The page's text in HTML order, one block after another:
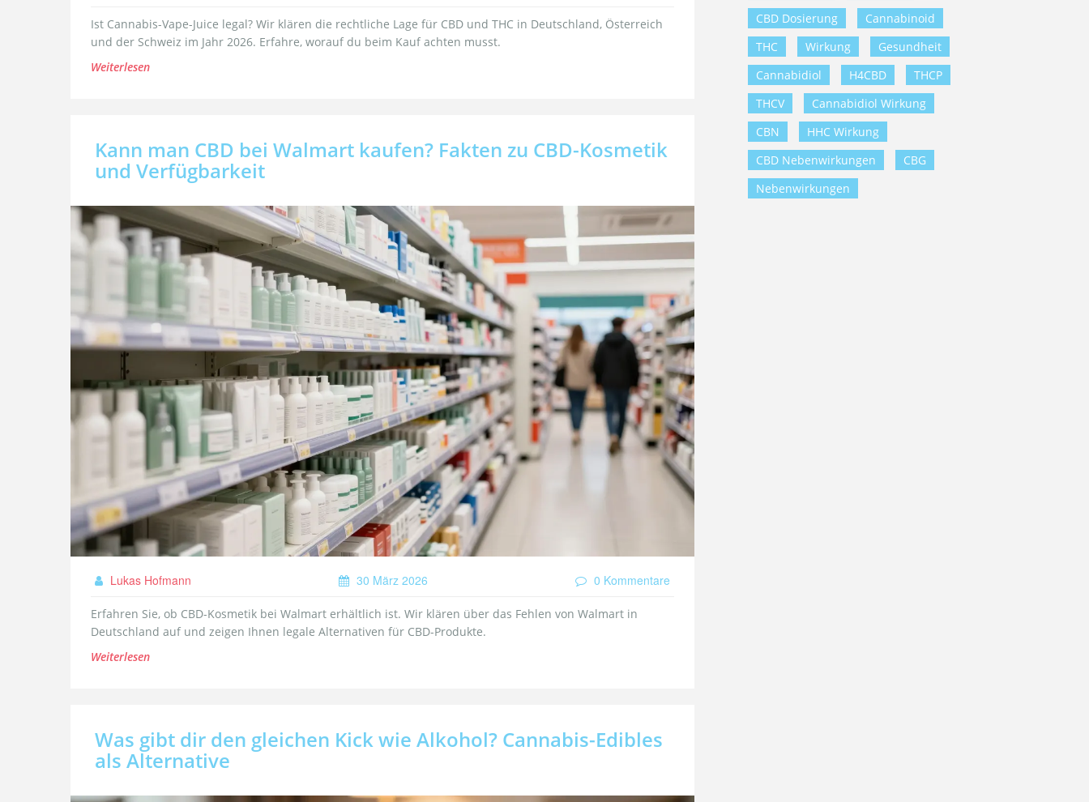
Ist Cannabis-Vape-Juice legal? Wir klären die rechtliche Lage für CBD und THC in Deutschland, Österreich
und der Schweiz im Jahr 2026. Erfahre, worauf du beim Kauf achten musst.
Weiterlesen
Kann man CBD bei Walmart kaufen? Fakten zu CBD-Kosmetik
und Verfügbarkeit
Lukas Hofmann 30 März 2026 0 Kommentare
Erfahren Sie, ob CBD-Kosmetik bei Walmart erhältlich ist. Wir klären über das Fehlen von Walmart in
Deutschland auf und zeigen Ihnen legale Alternativen für CBD-Produkte.
Weiterlesen
Was gibt dir den gleichen Kick wie Alkohol? Cannabis-Edibles
als Alternative
CBD Dosierung
Cannabinoid
THC
Wirkung
Gesundheit
Cannabidiol
H4CBD
THCP
THCV
Cannabidiol Wirkung
CBN
HHC Wirkung
CBD Nebenwirkungen
CBG
Nebenwirkungen